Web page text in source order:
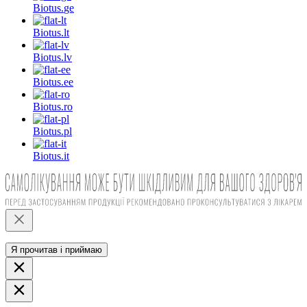
Biotus.ge
Biotus.lt
Biotus.lv
Biotus.ee
Biotus.ro
Biotus.pl
Biotus.it
Я прочитав і приймаю